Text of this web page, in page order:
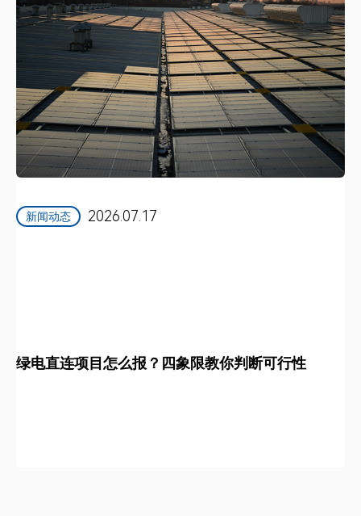
新闻动态 2026.07.17
绿电直连项目怎么报？四象限教你判断可行性